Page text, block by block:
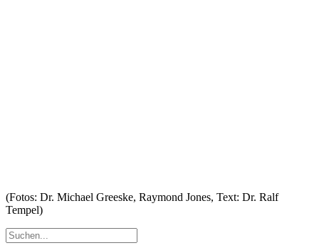
(Fotos: Dr. Michael Greeske, Raymond Jones, Text: Dr. Ralf
Tempel)